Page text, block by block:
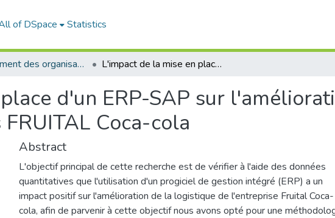
of DSpace Statistics
Management des organisations (MDO) L'impact de la mise en place d'un ERP-SAP sur l'amélioration de la fonction logistique: cas FRUITAL Coca-cola
d'un ERP-SAP sur
Coca-cola
Abstract
L'objectif principal de cette recherche est de vérifier à l'aide des données
quantitatives que l'utilisation d'un progiciel de gestion intégré (ERP) a un
impact positif sur l'amélioration de la logistique de l'entreprise Fruital Coca-
cola, afin de parvenir à cette objectif nous avons opté pour une